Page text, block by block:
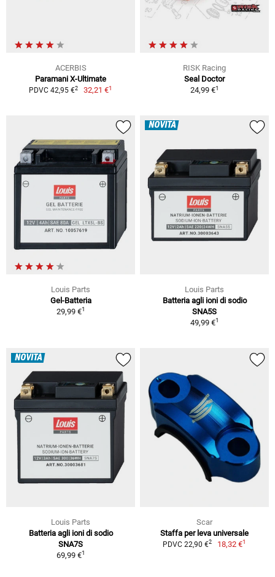
ACERBIS
Paramani X-Ultimate
PDVC 42,95 €2 32,21 €1
RISK Racing
Seal Doctor
24,99 €1
Louis Parts
Gel-Batteria
29,99 €1
NOVITÀ
Louis Parts
Batteria agli ioni di sodio
SNA5S
49,99 €1
NOVITÀ
Louis Parts
Batteria agli ioni di sodio
SNA7S
69,99 €1
Scar
Staffa per leva universale
PDVC 22,90 €2 18,32 €1